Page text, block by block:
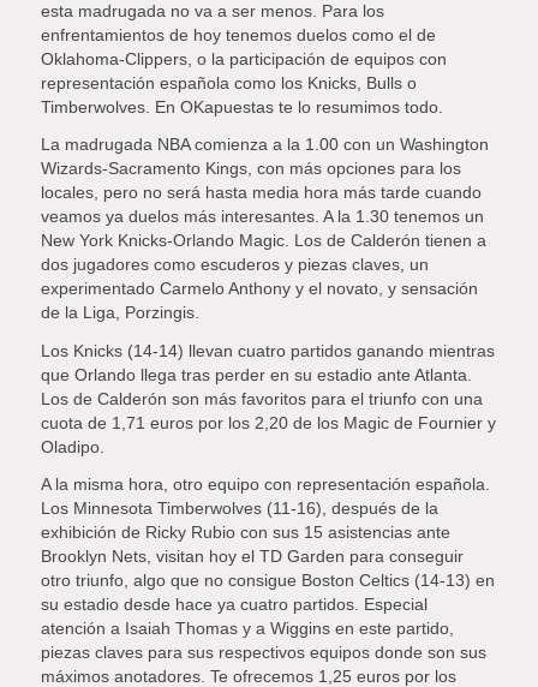
esta madrugada no va a ser menos. Para los
enfrentamientos de hoy tenemos duelos como el de
Oklahoma-Clippers, o la participación de equipos con
representación española como los Knicks, Bulls o
Timberwolves. En OKapuestas te lo resumimos todo.
La madrugada NBA comienza a la 1.00 con un Washington
Wizards-Sacramento Kings, con más opciones para los
locales, pero no será hasta media hora más tarde cuando
veamos ya duelos más interesantes. A la 1.30 tenemos un
New York Knicks-Orlando Magic. Los de Calderón tienen a
dos jugadores como escuderos y piezas claves, un
experimentado Carmelo Anthony y el novato, y sensación
de la Liga, Porzingis.
Los Knicks (14-14) llevan cuatro partidos ganando mientras
que Orlando llega tras perder en su estadio ante Atlanta.
Los de Calderón son más favoritos para el triunfo con una
cuota de 1,71 euros por los 2,20 de los Magic de Fournier y
Oladipo.
A la misma hora, otro equipo con representación española.
Los Minnesota Timberwolves (11-16), después de la
exhibición de Ricky Rubio con sus 15 asistencias ante
Brooklyn Nets, visitan hoy el TD Garden para conseguir
otro triunfo, algo que no consigue Boston Celtics (14-13) en
su estadio desde hace ya cuatro partidos. Especial
atención a Isaiah Thomas y a Wiggins en este partido,
piezas claves para sus respectivos equipos donde son sus
máximos anotadores. Te ofrecemos 1,25 euros por los